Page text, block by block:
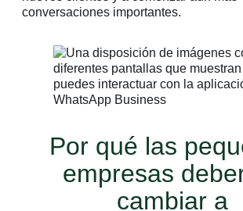
conversaciones importantes.
Por qué las
empresas
cambiar a